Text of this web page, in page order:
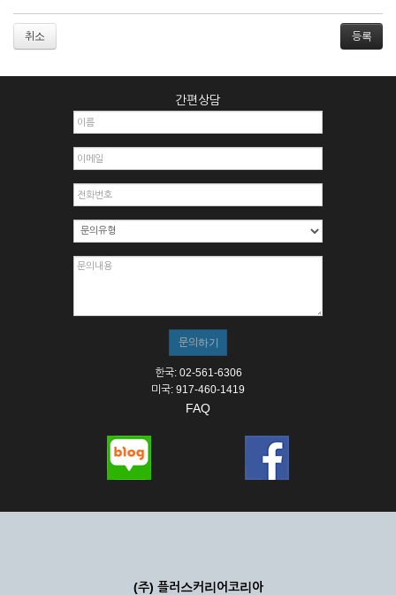
거절하거나 취소할 수 있으며, 실명으로 등록하지 않은 자의 일
2. 개인정보를 허위로 기재하여 신청할 경우
3. 경쟁 관게에 있는 이용자가 신청할 경우
4. 타인의 서비스 이용을 방해하거나, 정보를 도용한 경우
6. 이용자가 영업활동 또는 부정한 용도로 본 서비스를 이용할
7. 회사의 정보를 사전 승낙 없이 전재, 변조, 복사하여 이용하
8. 기타 회사가 정한 제반 사항을 위반하며 신청하는 경우
제5조 (서비스의 이용 및 중지)
② 시스템 점검, 교체 및 고장, 기술적인 이유, 국가비상사태, 정
스가 불가능할 경우 회사는 사전 공지나 예고 없이 서비스의 전
부 또는 일부를 일시적 또는 영구적으로 중지할 수 있습니다.
③ 기타 회사는 서비스를 제공할 수 없는 합당한 사유가 발생한
④ 회사는 제 2항 및 제 3항의 사유로 서비스의 제공이 일시적
여 배상하지 않습니다.
제3장 권리 및 의무
공할 수 있도록 최선의 노력을 다하여야 합니다.
취소
간편상담
한국: 02-561-6306
미국: 917-460-1419
FAQ
(주) 플러스커리어코리아